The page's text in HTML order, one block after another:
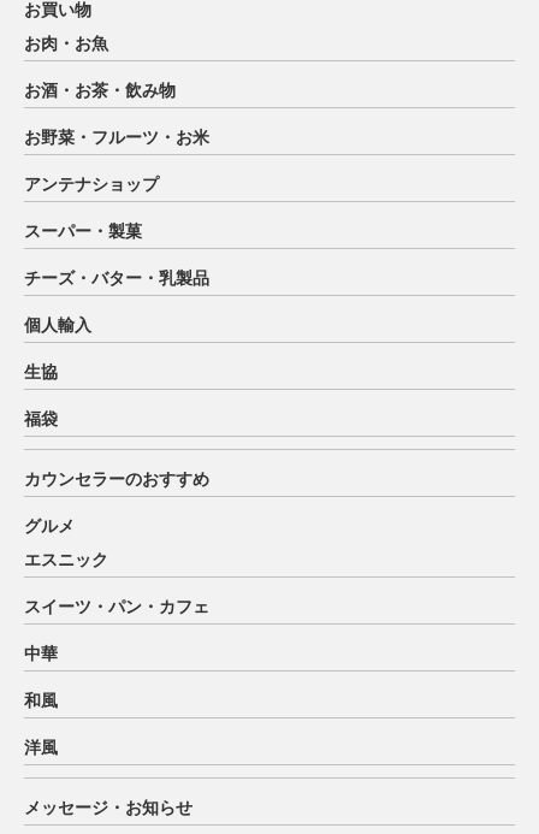
お買い物
お肉・お魚
お酒・お茶・飲み物
お野菜・フルーツ・お米
アンテナショップ
スーパー・製菓
チーズ・バター・乳製品
個人輸入
生協
福袋
カウンセラーのおすすめ
グルメ
エスニック
スイーツ・パン・カフェ
中華
和風
洋風
メッセージ・お知らせ